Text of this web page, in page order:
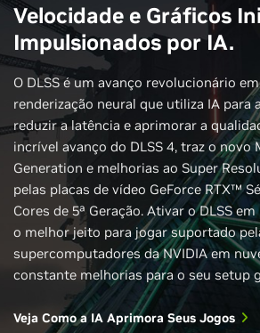
Velocidade e Gráficos
Impulsionados por IA.
O DLSS é um avanço revolucionário
renderização neural que utiliza IA para
reduzir a latência e aprimorar a
incrível avanço do DLSS 4, traz o novo
Generation e melhorias ao Super
pelas placas de vídeo GeForce RTX™
Cores de 5ª Geração. Ativar o DLSS
o melhor jeito para jogar suportado
supercomputadores da NVIDIA em
constante melhorias para o seu setup
Veja Como a IA Aprimora Seus Jogos